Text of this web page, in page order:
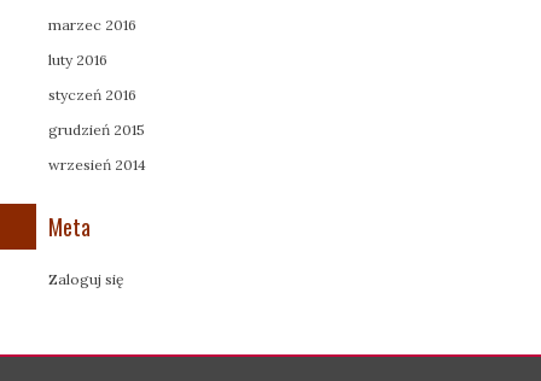
marzec 2016
luty 2016
styczeń 2016
grudzień 2015
wrzesień 2014
Meta
Zaloguj się